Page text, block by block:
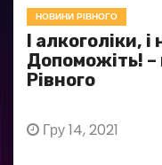
НОВИНИ РІВНОГО
І алкоголіки,
Допоможіть!
Рівного
Гру 14, 2021